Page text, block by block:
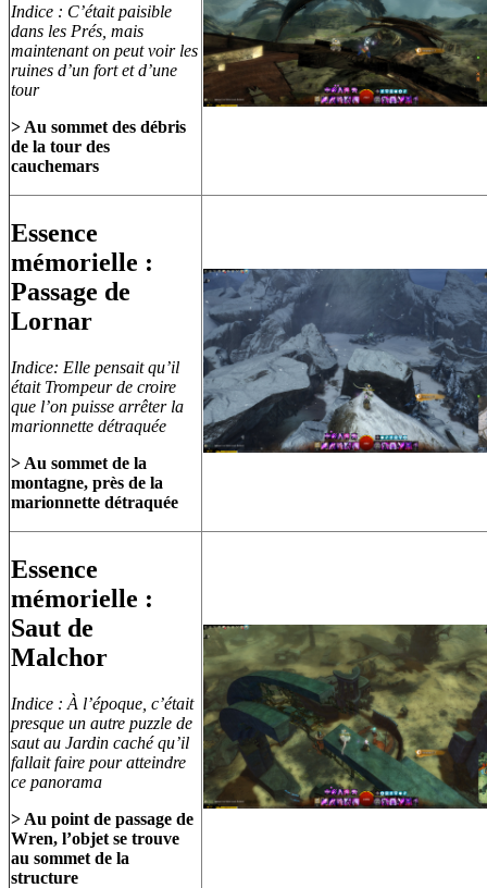
Indice : C’était paisible
dans les Prés, mais
maintenant on peut voir les
ruines d’un fort et d’une
tour
> Au sommet des débris
de la tour des
cauchemars
Essence
mémorielle :
Passage de
Lornar
Indice: Elle pensait qu’il
était Trompeur de croire
que l’on puisse arrêter la
marionnette détraquée
> Au sommet de la
montagne, près de la
marionnette détraquée
Essence
mémorielle :
Saut de
Malchor
Indice : À l’époque, c’était
presque un autre puzzle de
saut au Jardin caché qu’il
fallait faire pour atteindre
ce panorama
> Au point de passage de
Wren, l’objet se trouve
au sommet de la
structure